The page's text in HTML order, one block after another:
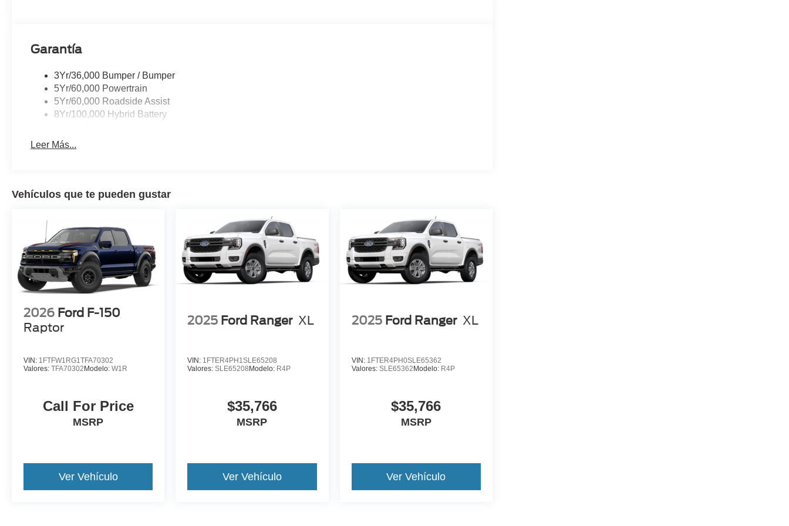
Garantía
3Yr/36,000 Bumper / Bumper
5Yr/60,000 Powertrain
5Yr/60,000 Roadside Assist
8Yr/100,000 Hybrid Battery
Leer Más...
Vehículos que te pueden gustar
2026 Ford F-150
Raptor
VIN: 1FTFW1RG1TFA70302
Valores: TFA70302 Modelo: W1R
Call For Price
MSRP
Ver Vehículo
2025 Ford Ranger XL
VIN: 1FTER4PH1SLE65208
Valores:SLE65208 Modelo: R4P
$35,766
MSRP
Ver Vehículo
2025 Ford Ranger XL
VIN: 1FTER4PH0SLE65362
Valores: SLE65362 Modelo: R4P
$35,766
MSRP
Ver Vehículo